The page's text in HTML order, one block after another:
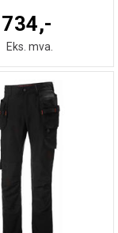
734,-
Eks. mva.